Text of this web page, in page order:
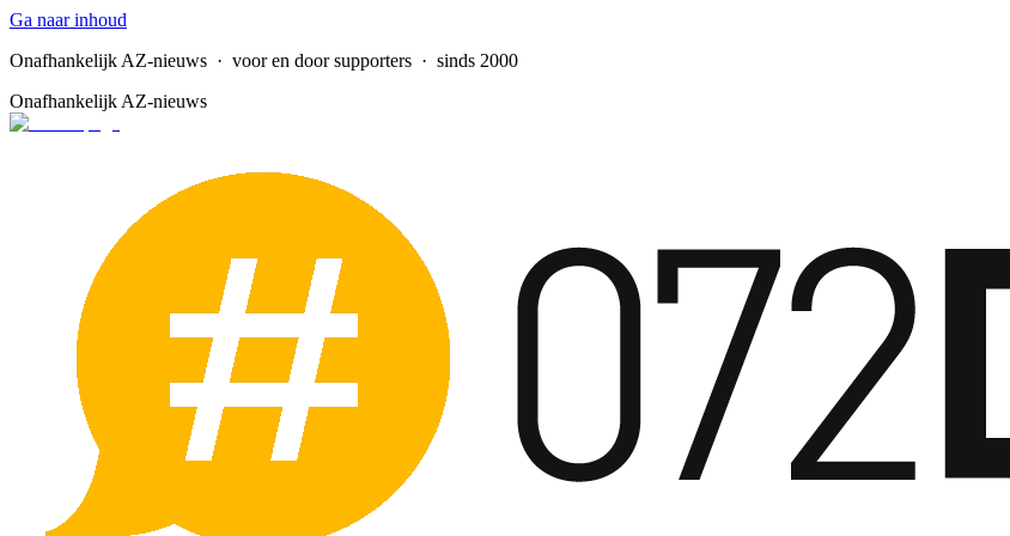
Ga naar inhoud
Onafhankelijk AZ-nieuws · voor en door supporters · sinds 2000
Onafhankelijk AZ-nieuws